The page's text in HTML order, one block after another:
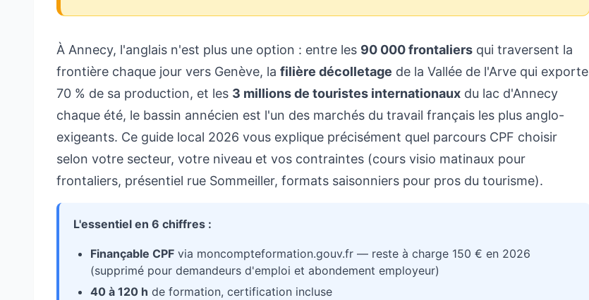
À Annecy, l'anglais n'est plus une option : entre les 90 000 frontaliers qui traversent la
frontière chaque jour vers Genève, la filière décolletage de la Vallée de l'Arve qui exporte
70 % de sa production, et les 3 millions de touristes internationaux du lac d'Annecy
chaque été, le bassin annécien est l'un des marchés du travail français les plus anglo-
exigeants. Ce guide local 2026 vous explique précisément quel parcours CPF choisir
selon votre secteur, votre niveau et vos contraintes (cours visio matinaux pour
frontaliers, présentiel rue Sommeiller, formats saisonniers pour pros du tourisme).
L'essentiel en 6 chiffres :
Finançable CPF via moncompteformation.gouv.fr — reste à charge 150 € en 2026
(supprimé pour demandeurs d'emploi et abondement employeur)
40 à 120 h de formation, certification incluse